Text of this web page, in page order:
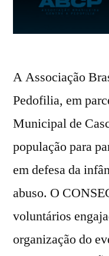
A Associação
Pedofilia, em
Municipal de
população para
em defesa da
abuso. O
voluntários
organização do